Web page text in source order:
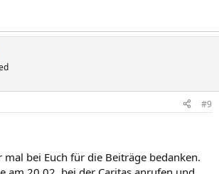
#9
bei Euch für die Beiträge bedanken.